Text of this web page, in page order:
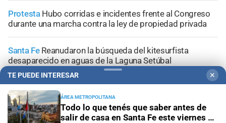
Protesta Hubo corridas e incidentes frente al Congreso
durante una marcha contra la ley de propiedad privada
Santa Fe Reanudaron la búsqueda del kitesurfista
desaparecido en aguas de la Laguna Setúbal
Violento crimenMataron a puñaladas a un hombre en
Santiago del Estero y detuvieron a la pareja de su
exmujer
TE PUEDE INTERESAR ✕
ÁREA METROPOLITANA
Todo lo que tenés que saber antes de
salir de casa en Santa Fe este viernes 7